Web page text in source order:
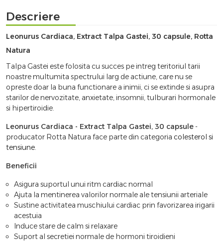
Descriere
Leonurus Cardiaca, Extract Talpa Gastei, 30 capsule, Rotta
Natura
Talpa Gastei este folosita cu succes pe intreg teritoriul tarii
noastre multumita spectrului larg de actiune, care nu se
opreste doar la buna functionare a inimii, ci se extinde si asupra
starilor de nervozitate, anxietate, insomnii, tulburari hormonale
si hipertiroidie.
Leonurus Cardiaca - Extract Talpa Gastei, 30 capsule -
producator Rotta Natura face parte din categoria colesterol si
tensiune.
Beneficii
Asigura suportul unui ritm cardiac normal
Ajuta la mentinerea valorilor normale ale tensiunii arteriale
Sustine activitatea muschiului cardiac prin favorizarea irigarii
acestuia
Induce stare de calm si relaxare
Suport al secretiei normale de hormoni tiroidieni